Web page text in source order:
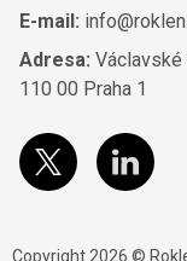
E-mail:
Adresa: Václavské
110 00 Praha 1
Copyright 2026 ©